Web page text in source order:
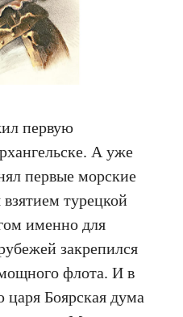
первую
А уже
первые морские
турецкой
именно для
закрепился
флота. И в
царя Боярская дума